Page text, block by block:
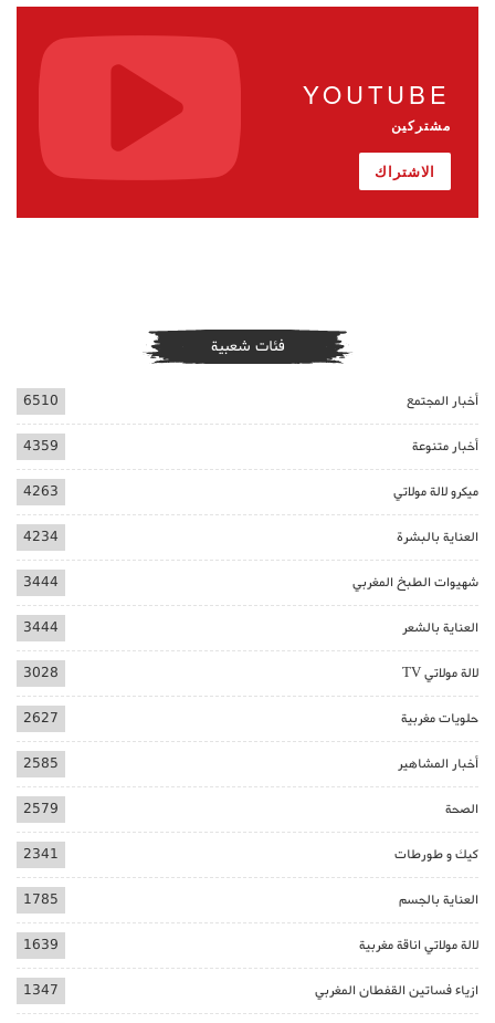
YOUTUBE
مشتركين
الاشتراك
فئات شعبية
أخبار المجتمع 6510
أخبار متنوعة 4359
ميكرو لالة مولاتي 4263
العناية بالبشرة 4234
شهيوات الطبخ المغربي 3444
العناية بالشعر 3444
لالة مولاتي TV 3028
حلويات مغربية 2627
أخبار المشاهير 2585
الصحة 2579
كيك و طورطات 2341
العناية بالجسم 1785
لالة مولاتي اناقة مغربية 1639
ازياء فساتين القفطان المغربي 1347